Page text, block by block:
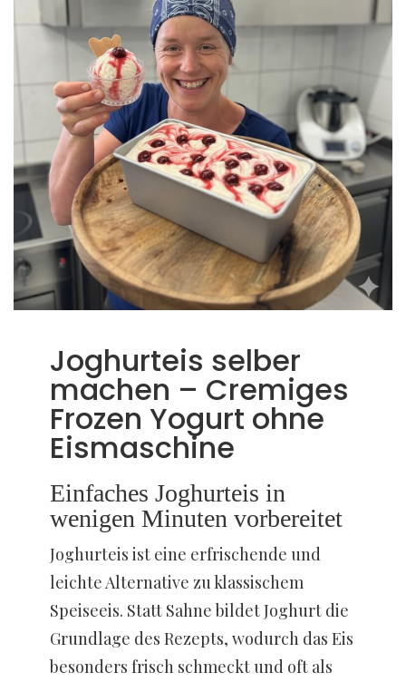
Joghurteis selber
machen – Cremiges
Frozen Yogurt ohne
Eismaschine
Einfaches Joghurteis in
wenigen Minuten vorbereitet
Joghurteis ist eine erfrischende und
leichte Alternative zu klassischem
Speiseeis. Statt Sahne bildet Joghurt die
Grundlage des Rezepts, wodurch das Eis
besonders frisch schmeckt und oft als